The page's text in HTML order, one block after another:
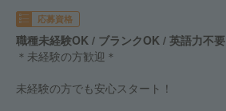
応募資格
職種未経験OK / ブランクOK / 英語力不要
＊未経験の方歓迎＊
未経験の方でも安心スタート！